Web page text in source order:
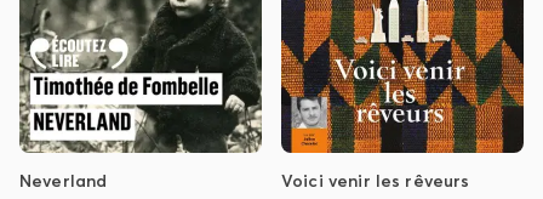
Neverland Voici venir les rêveurs